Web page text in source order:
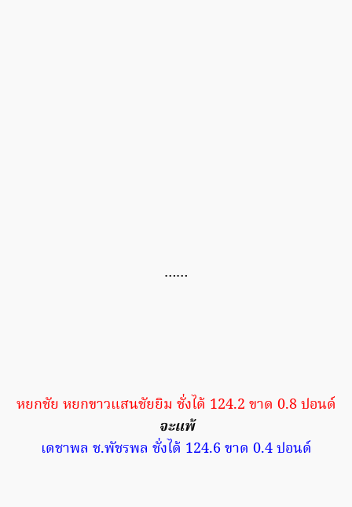
……
หยกชัย หยกขาวแสนชัยยิม ชั่งได้ 124.2 ขาด 0.8 ปอนด์
จะแพ้
เดชาพล ช.พัชรพล ชั่งได้ 124.6 ขาด 0.4 ปอนด์